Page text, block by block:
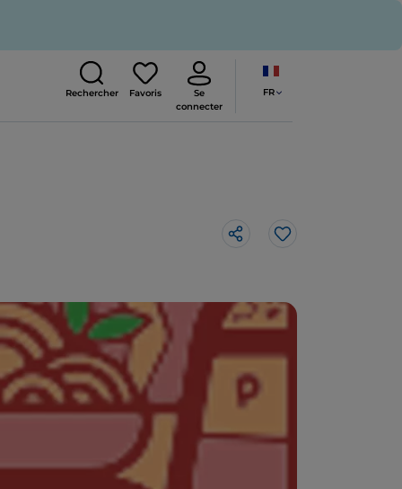
Rechercher Favoris
Se
connecter
FR
J’aime